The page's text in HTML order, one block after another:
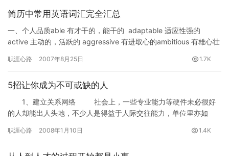
简历中常用英语词汇完全汇总
一、个人品质able 有才干的，能干的 adaptable 适应性强的
active 主动的，活跃的 aggressive 有进取心的ambitious 有雄心壮
职涯心路 2007年8月25日 1.7K
5招让你成为不可或缺的人
1、建立关系网络 社会上，一些专业能力等硬件未必很好
的人却能出人头地，不少人是得益于人际交往能力，单位里亦如
职涯心路 2008年1月10日 1.4K